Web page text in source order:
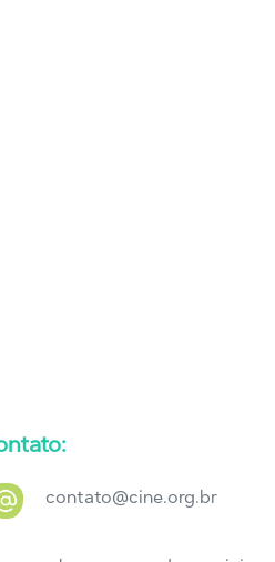
contato@cine.org.br